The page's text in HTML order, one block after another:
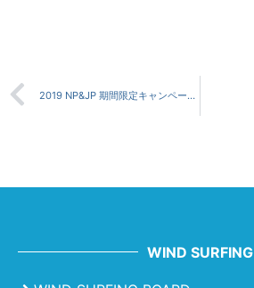
2019 NP&JP 期間限定キャンペーンセール
WIND SURFING